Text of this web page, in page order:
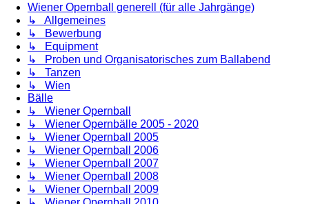
Wiener Opernball generell (für alle Jahrgänge)
↳ Allgemeines
↳ Bewerbung
↳ Equipment
↳ Proben und Organisatorisches zum Ballabend
↳ Tanzen
↳ Wien
Bälle
↳ Wiener Opernball
↳ Wiener Opernbälle 2005 - 2020
↳ Wiener Opernball 2005
↳ Wiener Opernball 2006
↳ Wiener Opernball 2007
↳ Wiener Opernball 2008
↳ Wiener Opernball 2009